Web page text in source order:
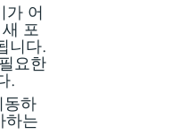
가 어
포
니다.
요한
.
동하
하는